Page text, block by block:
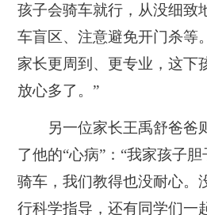
孩子会骑车就行，从没细致
车盲区、注意避免开门杀等
家长更周到、更专业，这下
放心多了。”
另一位家长王禹舒爸爸
了他的“心病”：“我家孩子
骑车，我们教得也没耐心。
行科学指导，还有同学们一